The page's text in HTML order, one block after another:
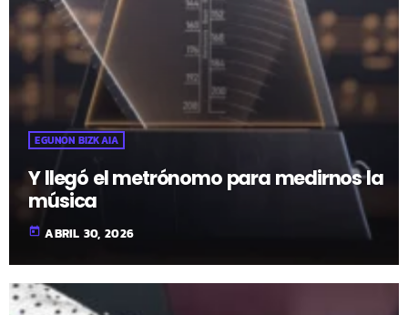
EGUNON BIZKAIA
Y llegó el metrónomo para medirnos la
música
today ABRIL 30, 2026